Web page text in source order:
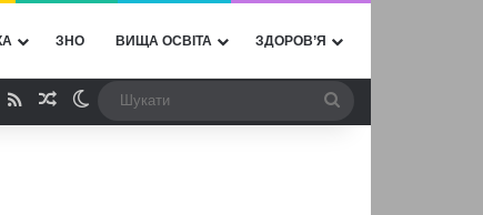
ЗНО ВИЩА ОСВІТА ЗДОРОВ’Я
RSSВипадкова стаття
Switch skin